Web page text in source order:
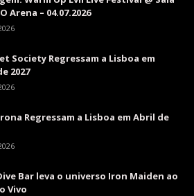
Arena – 04.07.2026
Society Regressam a Lisboa em
2027
Regressam a Lisboa em Abril de
Bar leva o universo Iron Maiden ao
Vivo